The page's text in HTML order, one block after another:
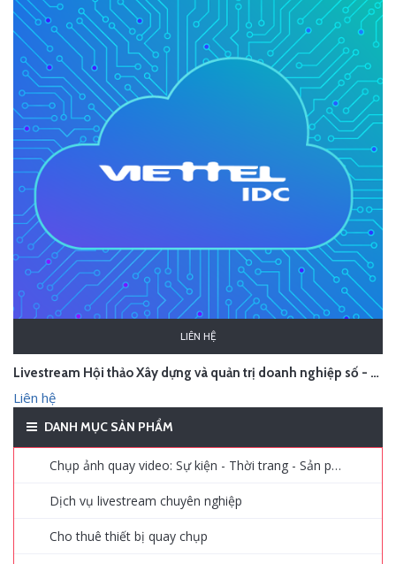
LIÊN HỆ
Livestream Hội thảo Xây dựng và quản trị doanh nghiệp số - Viettel IDC - Hà Nội
Liên hệ
DANH MỤC SẢN PHẨM
Chụp ảnh quay video: Sự kiện - Thời trang - Sản phẩm - Quảng cáo
Dịch vụ livestream chuyên nghiệp
Cho thuê thiết bị quay chụp